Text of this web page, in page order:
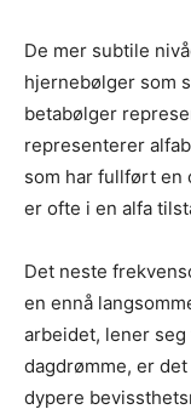
De mer subtile
hjernebølger som
betabølger
representerer
som har fullført en
er ofte i en alfa
Det neste
en ennå
arbeidet, lener
dagdrømme, er
dypere